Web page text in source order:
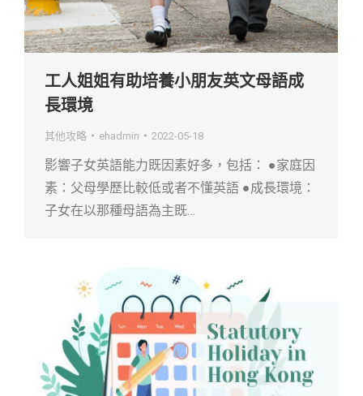
工人姐姐有助培養小朋友英文母語成
長環境
其他攻略 ehadmin 2022-05-18
影響子女英語能力既因素好多，包括： ●家庭因
素：父母學歷比較低或者不懂英語 ●成長環境：
子女在以那種母語為主既…